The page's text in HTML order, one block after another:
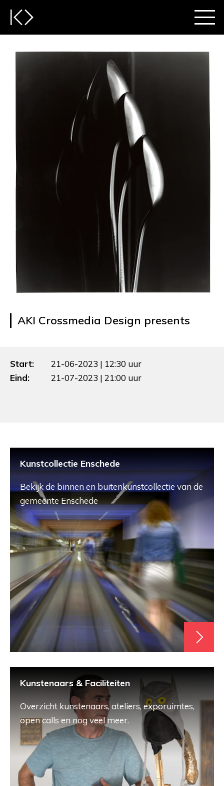
AKI Crossmedia Design presents
Start:
21-06-2023 | 12:30 uur
Eind:
21-07-2023 | 21:00 uur
Kunstcollectie Enschede
Bekijk de binnen en buitenkunstcollectie van de
gemeente Enschede
Kunstenaars & Faciliteiten
Overzicht kunstenaars, ateliers, exporuimtes,
open calls en nog veel meer.